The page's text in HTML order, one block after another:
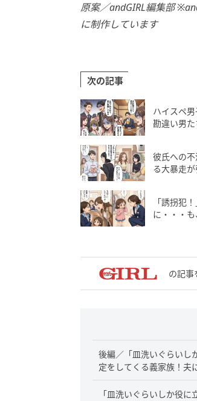
原案／andGIRL編集部
に制作しています
次の記事
ハイスペ
勘違い男た
彼氏への
る大暴走
「誘拐犯
に・・・
の記事
後編／「皿洗いぐらいし
定をしてくる義家族！夫
「皿洗いぐらいしか役